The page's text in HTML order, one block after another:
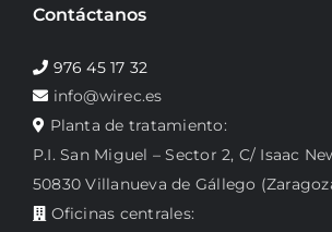
Contáctanos
976 45 17 32
info@wirec.es
Planta de tratamiento:
P.I. San Miguel – Sector 2, C/ Isaac
50830 Villanueva de Gállego
Oficinas centrales: